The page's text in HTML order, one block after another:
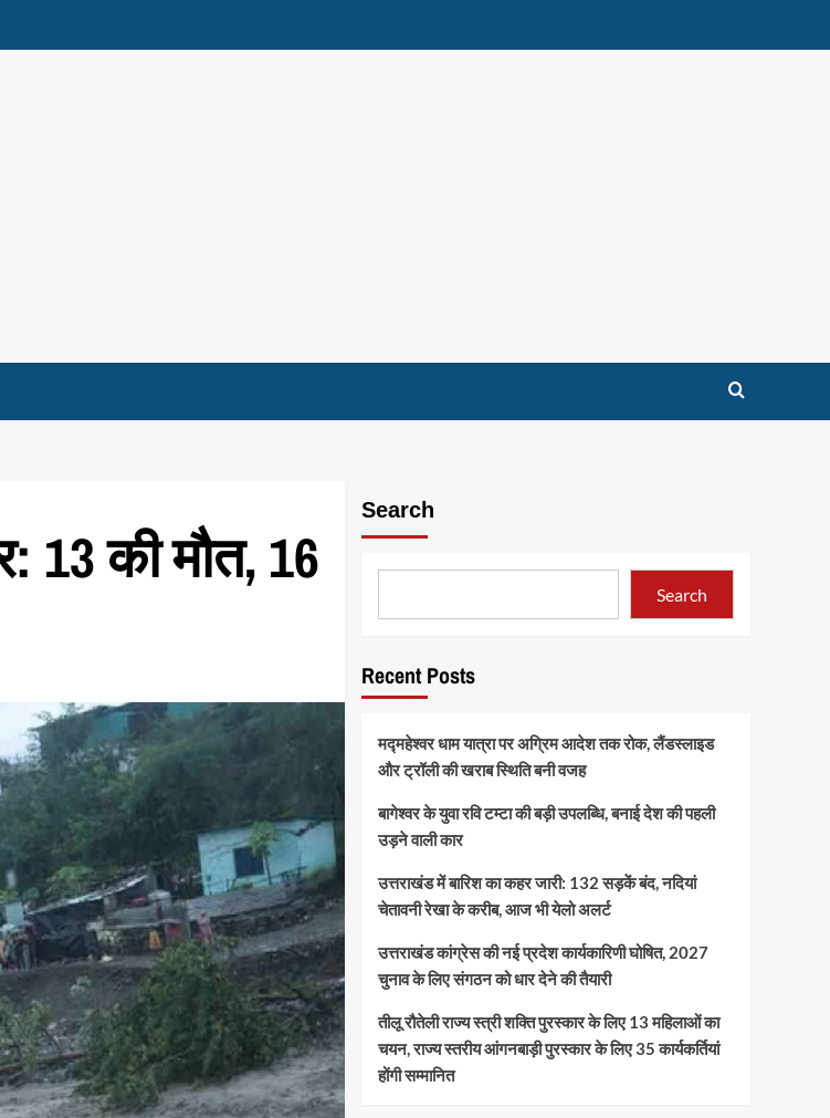
13 की मौत, 16
Search
Search
Recent Posts
मद्महेश्वर धाम यात्रा पर अग्रिम आदेश तक रोक, लैंडस्लाइड
और ट्रॉली की खराब स्थिति बनी वजह
बागेश्वर के युवा रवि टम्टा की बड़ी उपलब्धि, बनाई देश की पहली
उड़ने वाली कार
उत्तराखंड में बारिश का कहर जारी: 132 सड़कें बंद, नदियां
चेतावनी रेखा के करीब, आज भी येलो अलर्ट
उत्तराखंड कांग्रेस की नई प्रदेश कार्यकारिणी घोषित, 2027
चुनाव के लिए संगठन को धार देने की तैयारी
तीलू रौतेली राज्य स्त्री शक्ति पुरस्कार के लिए 13 महिलाओं का
चयन, राज्य स्तरीय आंगनबाड़ी पुरस्कार के लिए 35 कार्यकर्तियां
होंगी सम्मानित